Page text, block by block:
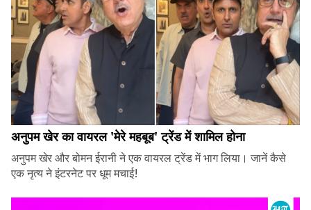
अनुपम खेर का वायरल 'मेरे महबूब' ट्रेंड में शामिल होना
अनुपम खेर और बोमन ईरानी ने एक वायरल ट्रेंड में भाग लिया। जानें कैसे
एक नृत्य ने इंटरनेट पर धूम मचाई!